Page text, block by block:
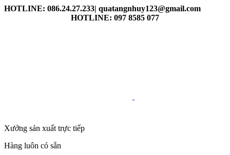
HOTLINE: 086.24.27.233| quatangnhuy123@gmail.com
HOTLINE: 097 8585 077
Xưởng sản xuất trực tiếp
Hàng luôn có sẵn